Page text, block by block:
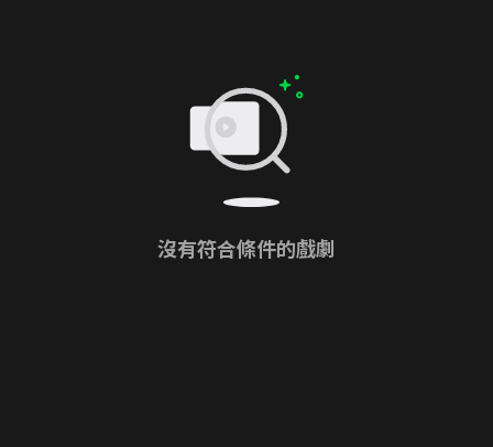
沒有符合條件的戲劇